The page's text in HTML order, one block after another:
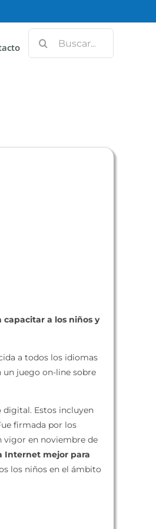
a los niños y
a todos los idiomas
un juego on-line sobre
digital. Estos incluyen
firmada por los
vigor en noviembre de
Internet mejor para
los niños en el ámbito